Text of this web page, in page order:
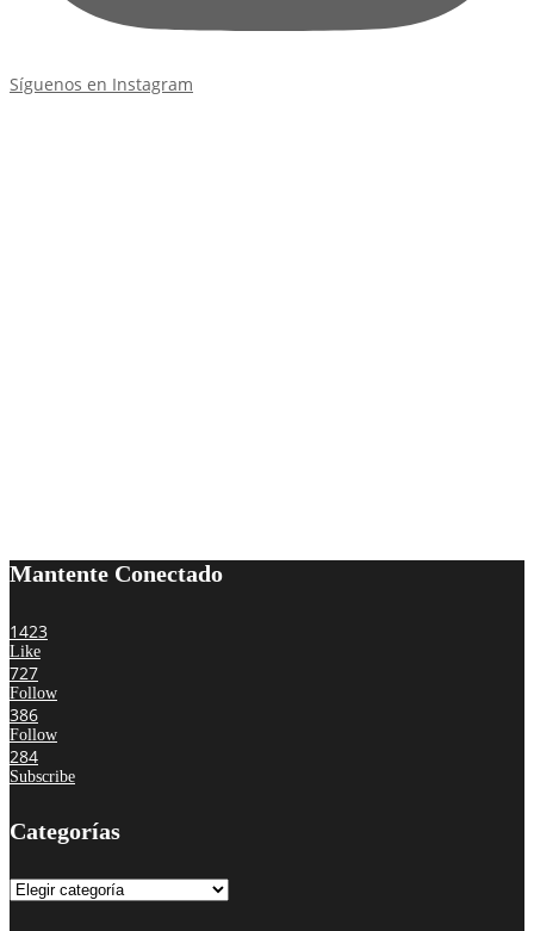
Síguenos en Instagram
Mantente Conectado
1423
Like
727
Follow
386
Follow
284
Subscribe
Categorías
Categorías